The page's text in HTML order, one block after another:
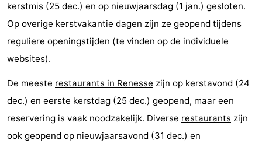
kerstmis (25 dec.) en op nieuwjaarsdag (1 jan.) gesloten.
Op overige kerstvakantie dagen zijn ze geopend tijdens
reguliere openingstijden (te vinden op de individuele
websites).
De meeste restaurants in Renesse zijn op kerstavond (24
dec.) en eerste kerstdag (25 dec.) geopend, maar een
reservering is vaak noodzakelijk. Diverse restaurants zijn
ook geopend op nieuwjaarsavond (31 dec.) en